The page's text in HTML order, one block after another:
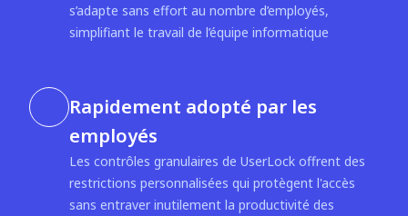
s’adapte sans effort au nombre d’employés,
simplifiant le travail de l’équipe informatique
Rapidement adopté par les
employés
Les contrôles granulaires de UserLock offrent des
restrictions personnalisées qui protègent l'accès
sans entraver inutilement la productivité des